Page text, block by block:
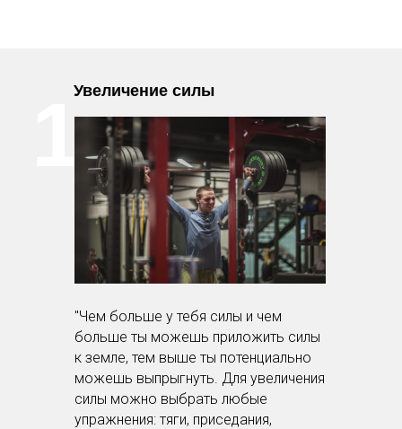
1.
Увеличение силы
"Чем больше у тебя силы и чем
больше ты можешь приложить силы
к земле, тем выше ты потенциально
можешь выпрыгнуть. Для увеличения
силы можно выбрать любые
упражнения: тяги, приседания,